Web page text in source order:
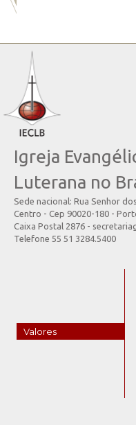
Igreja
Luterana no
Sede nacional: Rua Senhor
Centro - Cep 90020-180 -
Caixa Postal 2876 -
Telefone 55 51 3284.5400
Valores